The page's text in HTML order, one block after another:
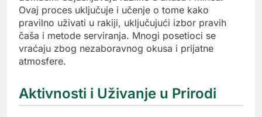
Ovaj proces uključuje i učenje o tome kako
pravilno uživati u rakiji, uključujući izbor pravih
čaša i metode serviranja. Mnogi posetioci se
vraćaju zbog nezaboravnog okusa i prijatne
atmosfere.
Aktivnosti i Uživanje u Prirodi